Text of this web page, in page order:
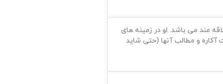
مند می باشد. او در زمینه های
آکاره و مطالب آنها (حتی شاید